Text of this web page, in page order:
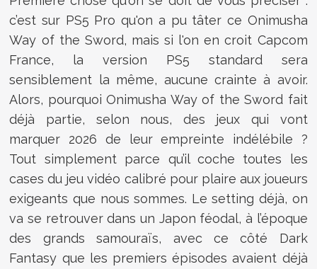
c’est sur PS5 Pro qu'on a pu tâter ce Onimusha
Way of the Sword, mais si l'on en croit Capcom
France, la version PS5 standard sera
sensiblement la même, aucune crainte à avoir.
Alors, pourquoi Onimusha Way of the Sword fait
déjà partie, selon nous, des jeux qui vont
marquer 2026 de leur empreinte indélébile ?
Tout simplement parce qu’il coche toutes les
cases du jeu vidéo calibré pour plaire aux joueurs
exigeants que nous sommes. Le setting déjà, on
va se retrouver dans un Japon féodal, à l’époque
des grands samouraïs, avec ce côté Dark
Fantasy que les premiers épisodes avaient déjà